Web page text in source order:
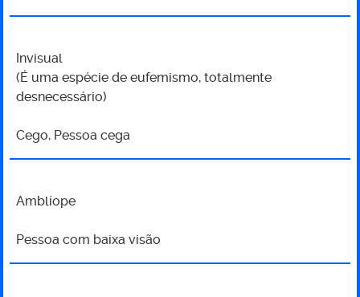
Invisual
(É uma espécie de eufemismo, totalmente
desnecessário)
Cego, Pessoa cega
Amblíope
Pessoa com baixa visão